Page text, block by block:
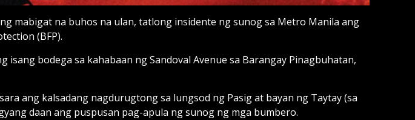
mabigat na buhos na ulan, tatlong insidente ng sunog sa Metro Manila ang
(BFP).
isang bodega sa kahabaan ng Sandoval Avenue sa Barangay Pinagbuhatan,
ang kalsadang nagdurugtong sa lungsod ng Pasig at bayan ng Taytay (sa
daan ang puspusan pag-apula ng sunog ng mga bumbero.